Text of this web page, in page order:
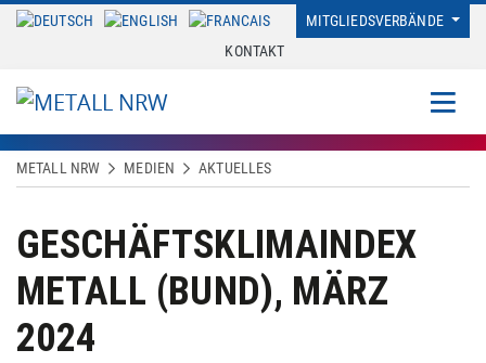
MITGLIEDSVERBÄNDE
KONTAKT
METALL NRW MEDIEN AKTUELLES
GESCHÄFTSKLIMAINDEX
METALL (BUND), MÄRZ
2024